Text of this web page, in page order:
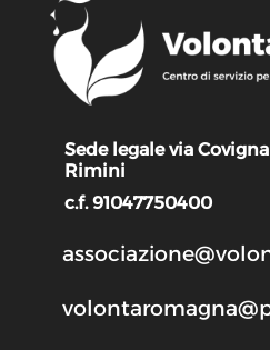
Sede legale via
Rimini
c.f. 91047750400